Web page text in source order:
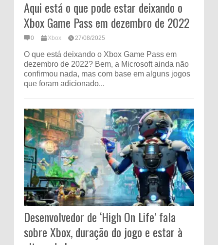
Aqui está o que pode estar deixando o
Xbox Game Pass em dezembro de 2022
0 Xbox 27/08/2025
O que está deixando o Xbox Game Pass em
dezembro de 2022? Bem, a Microsoft ainda não
confirmou nada, mas com base em alguns jogos
que foram adicionado...
Desenvolvedor de ‘High On Life’ fala
sobre Xbox, duração do jogo e estar à